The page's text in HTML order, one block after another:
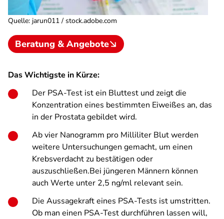
Quelle: jarun011 / stock.adobe.com
Beratung & Angebote
Das Wichtigste in Kürze:
Der PSA-Test ist ein Bluttest und zeigt die
Konzentration eines bestimmten Eiweißes an, das
in der Prostata gebildet wird.
Ab vier Nanogramm pro Milliliter Blut werden
weitere Untersuchungen gemacht, um einen
Krebsverdacht zu bestätigen oder
auszuschließen.Bei jüngeren Männern können
auch Werte unter 2,5 ng/ml relevant sein.
Die Aussagekraft eines PSA-Tests ist umstritten.
Ob man einen PSA-Test durchführen lassen will,